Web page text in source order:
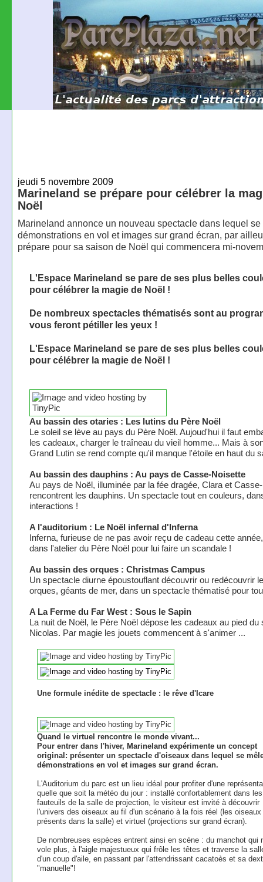
jeudi 5 novembre 2009
Marineland se prépare pour célébrer la
Noël
Marineland annonce un nouveau spectacle dans lequel se
démonstrations en vol et images sur grand écran, par
prépare pour sa saison de Noël qui commencera mi-
L'Espace Marineland se pare de ses plus belles
pour célébrer la magie de Noël !
De nombreux spectacles thématisés sont au
vous feront pétiller les yeux !
L'Espace Marineland se pare de ses plus belles
pour célébrer la magie de Noël !
Au bassin des otaries : Les lutins du Père Noël
Le soleil se lève au pays du Père Noël. Aujoud'hui il faut
les cadeaux, charger le traîneau du vieil homme... Mais à
Grand Lutin se rend compte qu'il manque l'étoile en haut du
Au bassin des dauphins : Au pays de Casse-Noisette
Au pays de Noël, illuminée par la fée dragée, Clara et
rencontrent les dauphins. Un spectacle tout en couleurs,
interactions !
A l'auditorium : Le Noël infernal d'Inferna
Inferna, furieuse de ne pas avoir reçu de cadeau cette
dans l'atelier du Père Noël pour lui faire un scandale !
Au bassin des orques : Christmas Campus
Un spectacle diurne époustouflant découvrir ou redécouvrir
orques, géants de mer, dans un spectacle thématisé pour
A La Ferme du Far West : Sous le Sapin
La nuit de Noël, le Père Noël dépose les cadeaux au pied du
Nicolas. Par magie les jouets commencent à s'animer ...
Une formule inédite de spectacle : le rêve d'Icare
Quand le virtuel rencontre le monde vivant...
Pour entrer dans l'hiver, Marineland expérimente un concept
original: présenter un spectacle d'oiseaux dans lequel se
démonstrations en vol et images sur grand écran.
L'Auditorium du parc est un lieu idéal pour profiter d'une
quelle que soit la météo du jour : installé confortablement dans les
fauteuils de la salle de projection, le visiteur est invité à découvrir
l'univers des oiseaux au fil d'un scénario à la fois réel (les oiseaux
présents dans la salle) et virtuel (projections sur grand écran).
De nombreuses espèces entrent ainsi en scène : du manchot qui
vole plus, à l'aigle majestueux qui frôle les têtes et traverse la
d'un coup d'aile, en passant par l'attendrissant cacatoès et sa
"manuelle"!